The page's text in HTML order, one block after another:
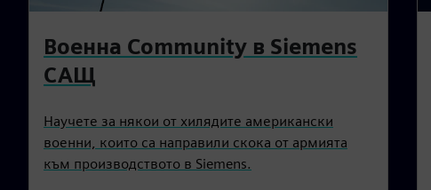
Военна Community в Siemens
САЩ
Научете за някои от хилядите американски
военни, които са направили скока от армията
към производството в Siemens.